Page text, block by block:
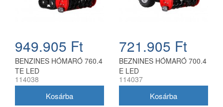
949.905 Ft
BENZINES HÓMARÓ 760.4
TE LED
114038
721.905 Ft
BEZNINES HÓMARÓ 700.4
E LED
114037